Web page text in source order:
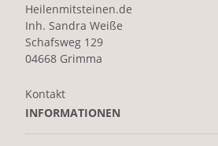
Heilenmitsteinen.de
Inh. Sandra Weiße
Schafsweg 129
04668 Grimma
Kontakt
INFORMATIONEN